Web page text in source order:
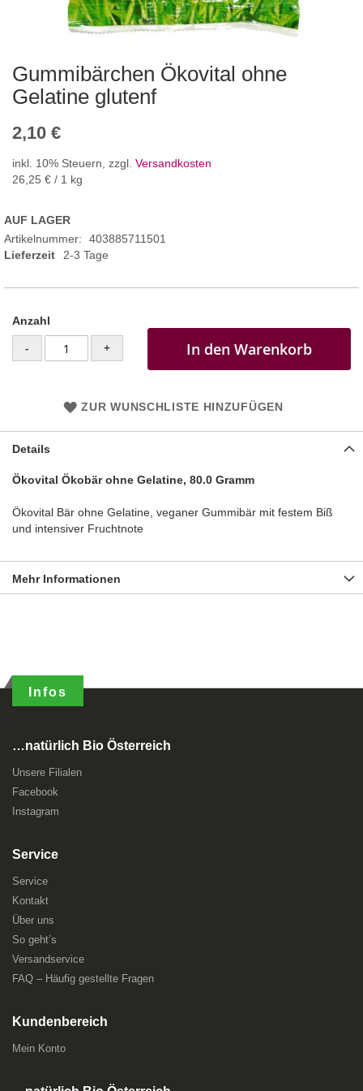
Gummibärchen Ökovital ohne
Gelatine glutenf
2,10 €
inkl. 10% Steuern, zzgl. Versandkosten
26,25 € / 1 kg
AUF LAGER
Artikelnummer
403885711501
Lieferzeit
2-3 Tage
Anzahl
- + In den Warenkorb
ZUR WUNSCHLISTE HINZUFÜGEN
Details
Ökovital Ökobär ohne Gelatine, 80.0 Gramm
Ökovital Bär ohne Gelatine, veganer Gummibär mit festem Biß
und intensiver Fruchtnote
Mehr Informationen
Infos
…natürlich Bio Österreich
Unsere Filialen
Facebook
Instagram
Service
Service
Kontakt
Über uns
So geht’s
Versandservice
FAQ – Häufig gestellte Fragen
Kundenbereich
Mein Konto